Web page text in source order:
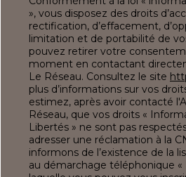
», vous disposez des droits
rectification, d’effacement,
limitation et de portabilité de
pouvez retirer votre
moment en contactant
Le Réseau. Consultez le site
plus d’informations sur vos
estimez, après avoir contacté
Réseau, que vos droits «
Libertés » ne sont pas
adresser une réclamation à la
informons de l’existence de la
au démarchage téléphonique «